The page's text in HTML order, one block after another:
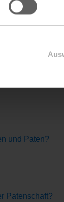
erfolgreich
der
Anbietern und
und Paten?
Patenschaft?